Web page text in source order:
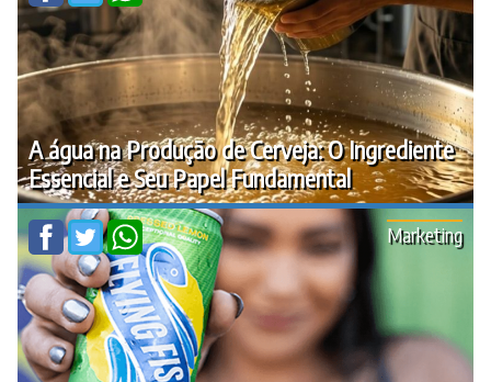
A água na Produção de Cerveja: O Ingrediente
Essencial e Seu Papel Fundamental
Marketing